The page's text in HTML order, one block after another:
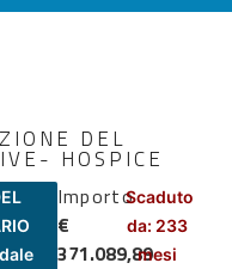
DEL
HOSPICE
Importo
€
371.089,89
Scaduto
da: 233
mesi